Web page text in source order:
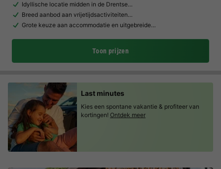
Idyllische locatie midden in de Drentse…
Breed aanbod aan vrijetijdsactiviteiten…
Grote keuze aan accommodatie en uitgebreide…
Toon prijzen
Last minutes
Kies een spontane vakantie & profiteer van
kortingen! Ontdek meer